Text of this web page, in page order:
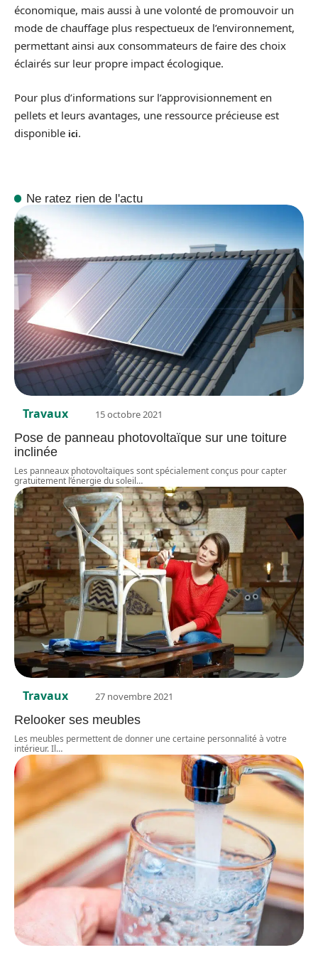
économique, mais aussi à une volonté de promouvoir un
mode de chauffage plus respectueux de l’environnement,
permettant ainsi aux consommateurs de faire des choix
éclairés sur leur propre impact écologique.
Pour plus d’informations sur l’approvisionnement en
pellets et leurs avantages, une ressource précieuse est
disponible ici.
Ne ratez rien de l'actu
Travaux 15 octobre 2021
Pose de panneau photovoltaïque sur une toiture
inclinée
Les panneaux photovoltaïques sont spécialement conçus pour capter
gratuitement l’énergie du soleil…
Travaux 27 novembre 2021
Relooker ses meubles
Les meubles permettent de donner une certaine personnalité à votre
intérieur. Il…